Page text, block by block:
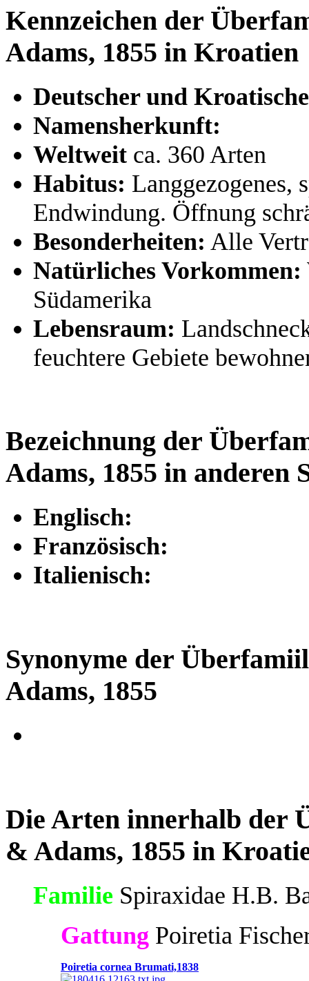
Kennzeichen der
Adams, 1855 in Kroatien
Deutscher und
Namensherkunft:
Weltweit ca. 360 Arten
Habitus: Langgezogenes,
Endwindung. Öffnung
Besonderheiten: Alle
Natürliches Vorkommen:
Südamerika
Lebensraum:
feuchtere Gebiete
Bezeichnung der
Adams, 1855 in anderen
Englisch:
Französisch:
Italienisch:
Synonyme der
Adams, 1855
Die Arten innerhalb der
& Adams, 1855 in
Familie Spiraxidae H.B.
Gattung Poiretia
Poiretia cornea Brumati,1838